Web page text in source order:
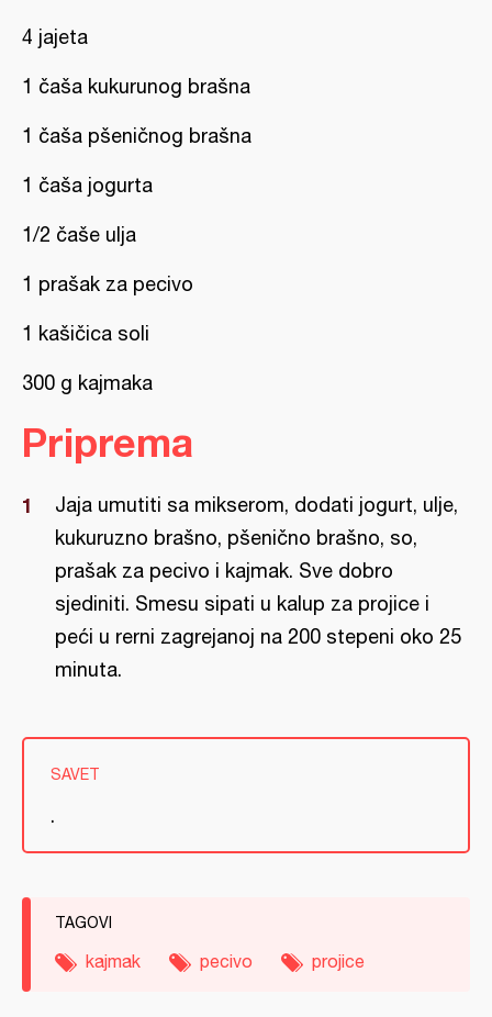
4 jajeta
1 čaša kukurunog brašna
1 čaša pšeničnog brašna
1 čaša jogurta
1/2 čaše ulja
1 prašak za pecivo
1 kašičica soli
300 g kajmaka
Priprema
Jaja umutiti sa mikserom, dodati jogurt, ulje,
kukuruzno brašno, pšenično brašno, so,
prašak za pecivo i kajmak. Sve dobro
sjediniti. Smesu sipati u kalup za projice i
peći u rerni zagrejanoj na 200 stepeni oko 25
minuta.
SAVET
.
TAGOVI
kajmak pecivo projice